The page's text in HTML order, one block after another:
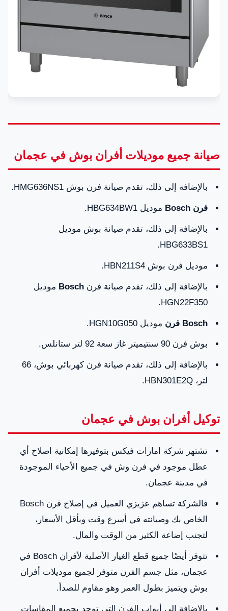
صيانة جميع موديلات أفران بوش في عجمان
بالإضافة إلى ذلك، تقدم صيانة فرن بوش HMG636NS1.
فرن Bosch موديل HBG634BW1.
بالإضافة إلى ذلك، تقدم صيانة بوش موديل
HBG633BS1.
موديل فرن بوش HBN211S4.
بالإضافة إلى ذلك، تقدم صيانة فرن Bosch موديل
HGN22F350.
Bosch فرن موديل HGN10G050.
بوش فرن 90 سنتيميتر غاز سعة 92 لتر ستانلس.
بالإضافة إلى ذلك، تقدم صيانة فرن كهربائي بوش، 66
لتر، HBN301E2Q.
توكيل أفران بوش في عجمان
تشتهر شركة امارات فيكس بتوفيرها إمكانية اصلاح أي
عطل موجود في فرن وش في جميع الأحياء الموجودة
في مدينة عجمان.
فالشركة تساهم عزيزي العميل في إصلاح فرن Bosch
الخاص بك وصيانته في أسرع وقت وبأقل الأسعار،
لتجنب إضاعة الكثير من الوقت والمال.
تتوفر أيضًا جميع قطع الغيار الأصلية لأفران Bosch في
عجمان، مثل جسم الفرن متوفر لجميع موديلات أفران
بوش ويتميز بطول العمر وهو مقاوم للصدأ.
بالإضافة إلى أبواب الفرن التي توجد بجميع المقاسات